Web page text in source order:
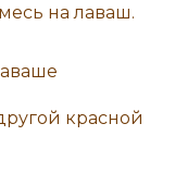
на лаваш.
красной